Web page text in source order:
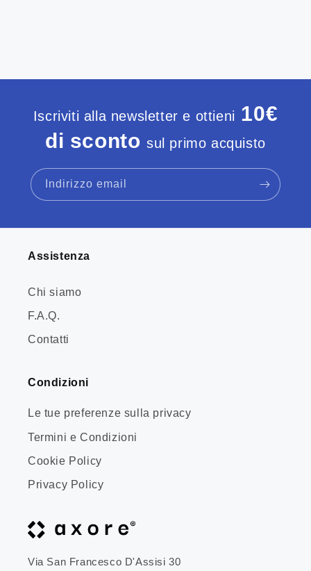
Iscriviti alla newsletter e ottieni 10€
di scontosul primo acquisto
Indirizzo email
Assistenza
Chi siamo
F.A.Q.
Contatti
Condizioni
Le tue preferenze sulla privacy
Termini e Condizioni
Cookie Policy
Privacy Policy
Via San Francesco D'Assisi 30